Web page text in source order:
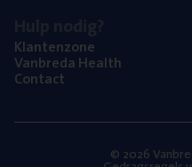
Klan­ten­zo­ne
Van­b­re­da Health
Con­tact
© 2026